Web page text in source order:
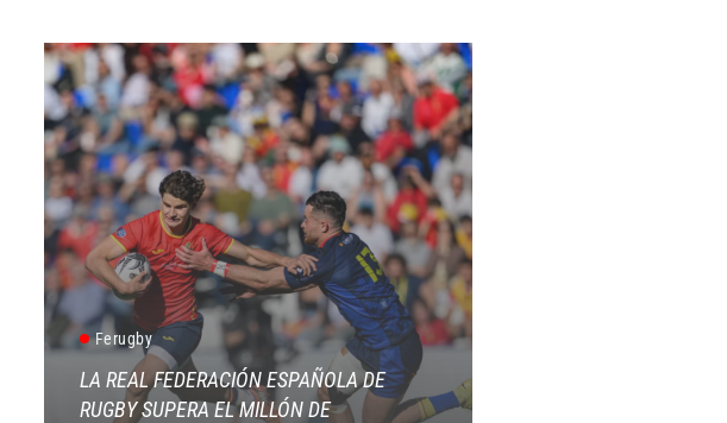
Ferugby
LA REAL FEDERACIÓN ESPAÑOLA DE
RUGBY SUPERA EL MILLÓN DE